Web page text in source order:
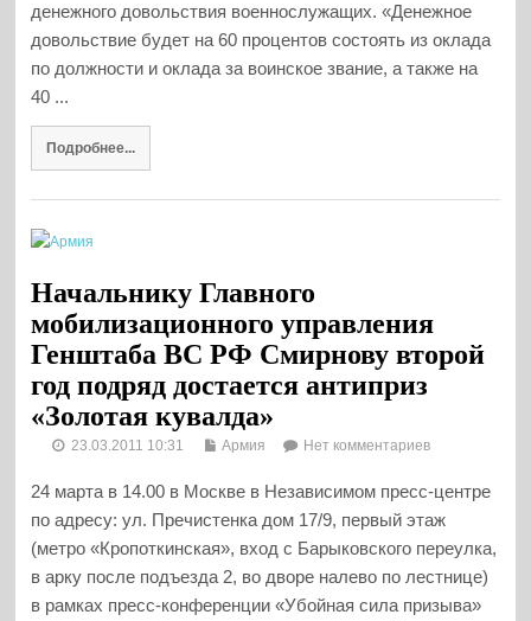
денежного довольствия военнослужащих. «Денежное
довольствие будет на 60 процентов состоять из оклада
по должности и оклада за воинское звание, а также на
40 ...
Подробнее...
Начальнику Главного
мобилизационного управления
Генштаба ВС РФ Смирнову второй
год подряд достается антиприз
«Золотая кувалда»
23.03.2011 10:31 Армия Нет комментариев
24 марта в 14.00 в Москве в Независимом пресс-центре
по адресу: ул. Пречистенка дом 17/9, первый этаж
(метро «Кропоткинская», вход с Барыковского переулка,
в арку после подъезда 2, во дворе налево по лестнице)
в рамках пресс-конференции «Убойная сила призыва»